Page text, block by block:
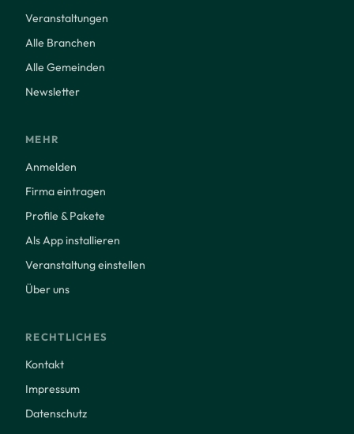
Veranstaltungen
Alle Branchen
Alle Gemeinden
Newsletter
MEHR
Anmelden
Firma eintragen
Profile & Pakete
Als App installieren
Veranstaltung einstellen
Über uns
RECHTLICHES
Kontakt
Impressum
Datenschutz